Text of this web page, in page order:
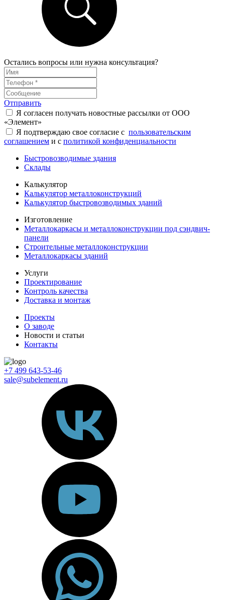
Остались вопросы или нужна консультация?
Отправить
Я согласен получать новостные рассылки от ООО
«Элемент»
Я подтверждаю свое согласие с пользовательским
соглашением и с политикой конфиденциальности
Быстровозводимые здания
Склады
Калькулятор
Калькулятор металлоконструкций
Калькулятор быстровозводимых зданий
Изготовление
Металлокаркасы и металлоконструкции под сэндвич-
панели
Строительные металлоконструкции
Металлокаркасы зданий
Услуги
Проектирование
Контроль качества
Доставка и монтаж
Проекты
О заводе
Новости и статьи
Контакты
+7 499 643-53-46
sale@subelement.ru